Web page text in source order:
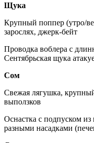
Щука
Крупный поппер (утро/
зарослях, джерк-бейт
Проводка воблера с
Сентябрьская щука
Сом
Свежая лягушка,
выползков
Оснастка с подпуском
разными насадками